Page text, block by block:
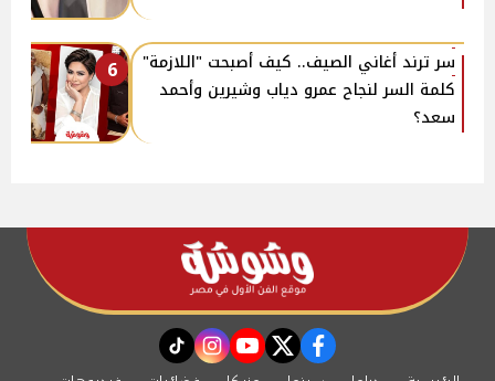
6
سر ترند أغاني الصيف.. كيف أصبحت "اللازمة"
كلمة السر لنجاح عمرو دياب وشيرين وأحمد
سعد؟
facebook
twitter
youtube
instagram
tiktok